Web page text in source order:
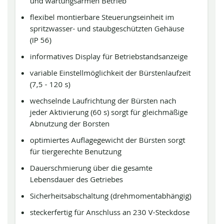
flexibel montierbare Steuerungseinheit im
spritzwasser- und staubgeschützten Gehäuse
(IP 56)
informatives Display für Betriebstandsanzeige
variable Einstellmöglichkeit der Bürstenlaufzeit
(7,5 - 120 s)
wechselnde Laufrichtung der Bürsten nach
jeder Aktivierung (60 s) sorgt für gleichmäßige
Abnutzung der Borsten
optimiertes Auflagegewicht der Bürsten sorgt
für tiergerechte Benutzung
Dauerschmierung über die gesamte
Lebensdauer des Getriebes
Sicherheitsabschaltung (drehmomentabhängig)
steckerfertig für Anschluss an 230 V-Steckdose